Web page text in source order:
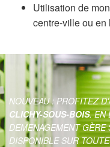
Utilisation de
centre-ville ou en
NOUVEAU : PROFITEZ
CLICHY-SOUS-BOIS. EN
DEMENAGEMENT
DISPONIBLE SUR